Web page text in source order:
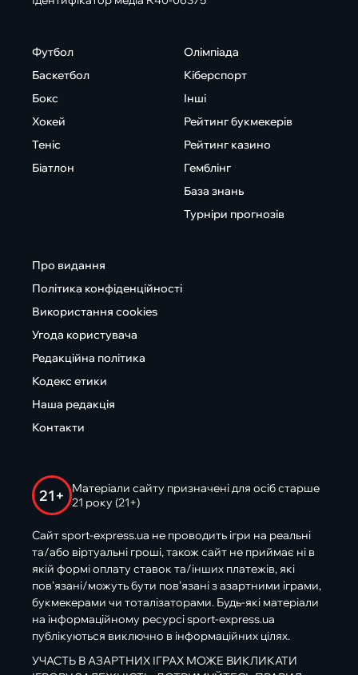
Футбол
Баскетбол
Бокс
Хокей
Теніс
Біатлон
Олімпіада
Кіберспорт
Інші
Рейтинг букмекерів
Рейтинг казино
Гемблінг
База знань
Турніри прогнозів
Про видання
Політика конфіденційності
Використання cookies
Угода користувача
Редакційна політика
Кодекс етики
Наша редакція
Контакти
21+
Матеріали сайту призначені для осіб старше
21 року (21+)
Сайт sport-express.ua не проводить ігри на реальні
та/або віртуальні гроші, також сайт не приймає ні в
якій формі оплату ставок та/інших платежів, які
пов’язані/можуть бути пов’язані з азартними іграми,
букмекерами чи тоталізаторами. Будь-які матеріали
на інформаційному ресурсі sport-express.ua
публікуються виключно в інформаційних цілях.
УЧАСТЬ В АЗАРТНИХ ІГРАХ МОЖЕ ВИКЛИКАТИ